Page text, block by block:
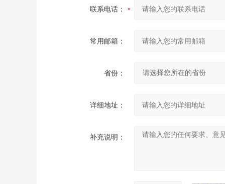
联系电话：
常用邮箱：
省份：
详细地址：
补充说明：